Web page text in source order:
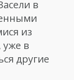
в
из
уже в
другие